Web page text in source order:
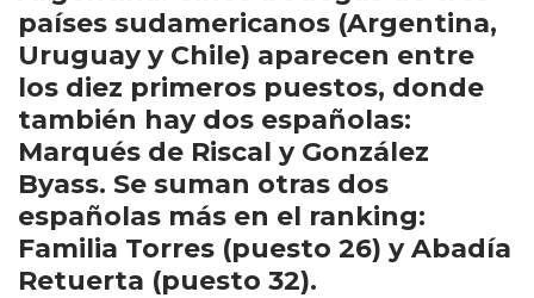
países sudamericanos (Argentina,
Uruguay y Chile) aparecen entre
los diez primeros puestos, donde
también hay dos españolas:
Marqués de Riscal y González
Byass. Se suman otras dos
españolas más en el ranking:
Familia Torres (puesto 26) y Abadía
Retuerta (puesto 32).